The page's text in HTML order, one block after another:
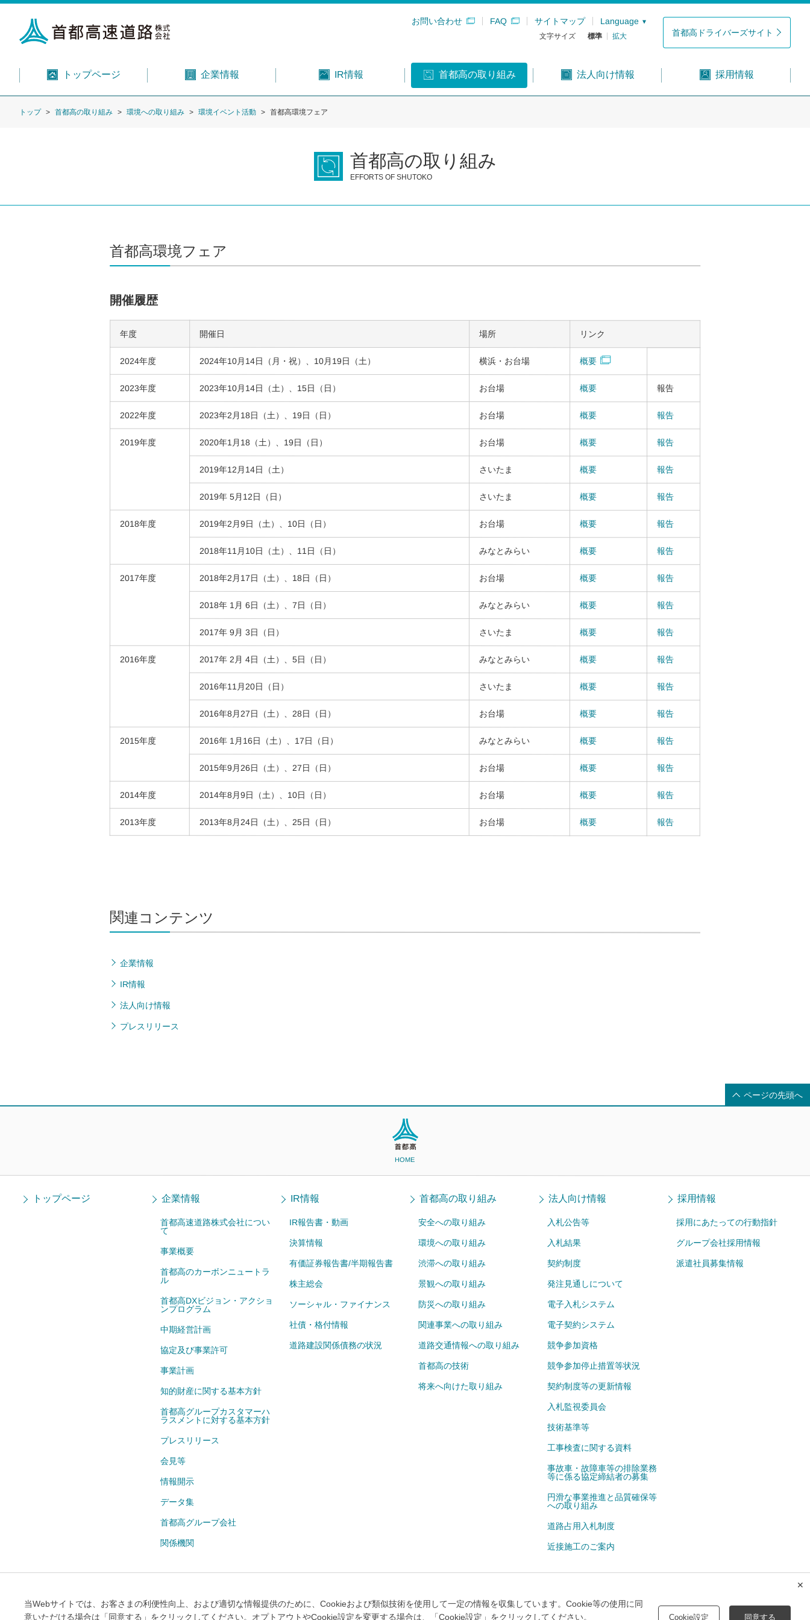
お問い合わせ FAQ サイトマップ Language
文字サイズ 標準 拡大 首都高ドライバーズサイト
トップページ 企業情報 IR情報 首都高の取り組み 法人向け情報 採用情報
トップ 首都高の取り組み 環境への取り組み 環境イベント活動 首都高環境フェア
首都高の取り組み
EFFORTS OF SHUTOKO
首都高環境フェア
開催履歴
年度 開催日 場所 リンク
2024年度 2024年10月14日（月・祝）、10月19日（土） 横浜・お台場 概要
2023年度 2023年10月14日（土）、15日（日） お台場 概要 報告
2022年度 2023年2月18日（土）、19日（日） お台場 概要 報告
2019年度 2020年1月18（土）、19日（日） お台場 概要 報告
2019年12月14日（土） さいたま 概要 報告
2019年 5月12日（日） さいたま 概要 報告
2018年度 2019年2月9日（土）、10日（日） お台場 概要 報告
2018年11月10日（土）、11日（日） みなとみらい 概要 報告
2017年度 2018年2月17日（土）、18日（日） お台場 概要 報告
2018年 1月 6日（土）、7日（日） みなとみらい 概要 報告
2017年 9月 3日（日） さいたま 概要 報告
2016年度 2017年 2月 4日（土）、5日（日） みなとみらい 概要 報告
2016年11月20日（日） さいたま 概要 報告
2016年8月27日（土）、28日（日） お台場 概要 報告
2015年度 2016年 1月16日（土）、17日（日） みなとみらい 概要 報告
2015年9月26日（土）、27日（日） お台場 概要 報告
2014年度 2014年8月9日（土）、10日（日） お台場 概要 報告
2013年度 2013年8月24日（土）、25日（日） お台場 概要 報告
関連コンテンツ
企業情報
IR情報
法人向け情報
プレスリリース
ページの先頭へ
HOME
トップページ 企業情報
首都高速道路株式会社につい
て
事業概要
首都高のカーボンニュートラ
ル
首都高DXビジョン・アクショ
ンプログラム
中期経営計画
協定及び事業許可
事業計画
知的財産に関する基本方針
首都高グループカスタマーハ
ラスメントに対する基本方針
プレスリリース
会見等
情報開示
データ集
首都高グループ会社
関係機関
IR情報
IR報告書・動画
決算情報
有価証券報告書/半期報告書
株主総会
ソーシャル・ファイナンス
社債・格付情報
道路建設関係債務の状況
首都高の取り組み
安全への取り組み
環境への取り組み
渋滞への取り組み
景観への取り組み
防災への取り組み
関連事業への取り組み
道路交通情報への取り組み
首都高の技術
将来へ向けた取り組み
法人向け情報
入札公告等
入札結果
契約制度
発注見通しについて
電子入札システム
電子契約システム
競争参加資格
競争参加停止措置等状況
契約制度等の更新情報
入札監視委員会
技術基準等
工事検査に関する資料
事故車・故障車等の排除業務
等に係る協定締結者の募集
円滑な事業推進と品質確保等
への取り組み
道路占用入札制度
近接施工のご案内
採用情報
採用にあたっての行動指針
グループ会社採用情報
派遣社員募集情報
当Webサイトのご利用条件 情報セキュリティポリシー 個人情報のお取り扱いについて Cookie設定 広告掲載について メルマガ
当Webサイトでは、お客さまの利便性向上、および適切な情報提供のために、Cookieおよび類似技術を使用して一定の情報を収集しています。Cookie等の使用に同
意いただける場合は「同意する」をクリックしてください。オプトアウトやCookie設定を変更する場合は、「Cookie設定」をクリックしてください。
Cookie設定 同意する
✕